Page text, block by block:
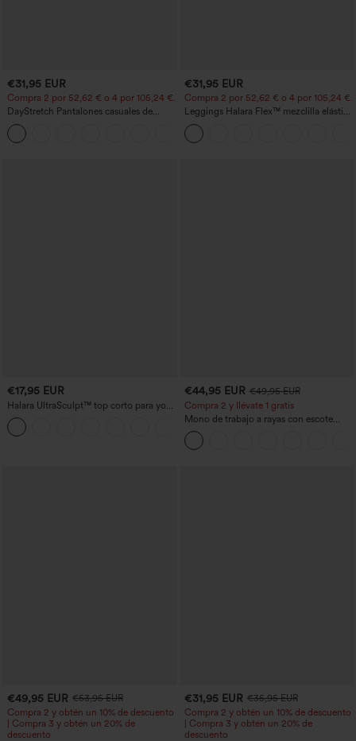
€31,95 EUR
Compra 2 por 52,62 € o 4 por 105,24 €.
DayStretch Pantalones casuales de
cintura alta con pernera tipo barril y
bolsillos
€31,95 EUR
Compra 2 por 52,62 € o 4 por 105,24 €.
Leggings Halara Flex™ mezclilla elástico
bolsillo lateral trasero tiro alto
€17,95 EUR
Halara UltraSculpt™ top corto para yoga
con tirantes dobles y espalda
descubierta retorcida
€44,95 EUR €49,95 EUR
Compra 2 y llévate 1 gratis
Mono de trabajo a rayas con escote
barco, sin mangas, lazo lateral, tacto
Cool Touch y bolsillos - Edición Easy
Peezy
€49,95 EUR €53,95 EUR
Compra 2 y obtén un 10% de descuento
| Compra 3 y obtén un 20% de
descuento
€31,95 EUR €35,95 EUR
Compra 2 y obtén un 10% de descuento
| Compra 3 y obtén un 20% de
descuento